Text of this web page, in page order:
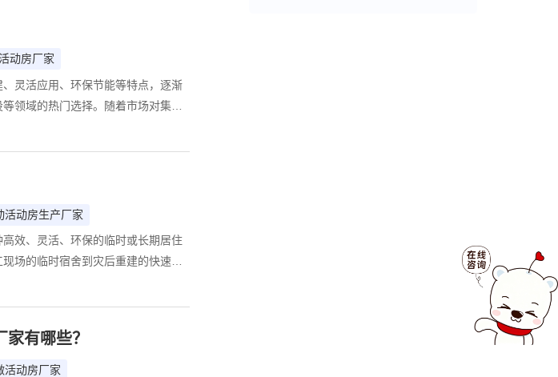
动房厂家
灵活应用、环保节能等特点，逐渐
领域的热门选择。随着市场对集装
出来，为不同需求的客户提供多样
活动房生产厂家
效、灵活、环保的临时或长期居住
场的临时宿舍到灾后重建的快速安
，移动活动房以其独特的优势，满
内享有盛誉的生产厂家——诚栋国
际”）。
有哪些？
活动房厂家